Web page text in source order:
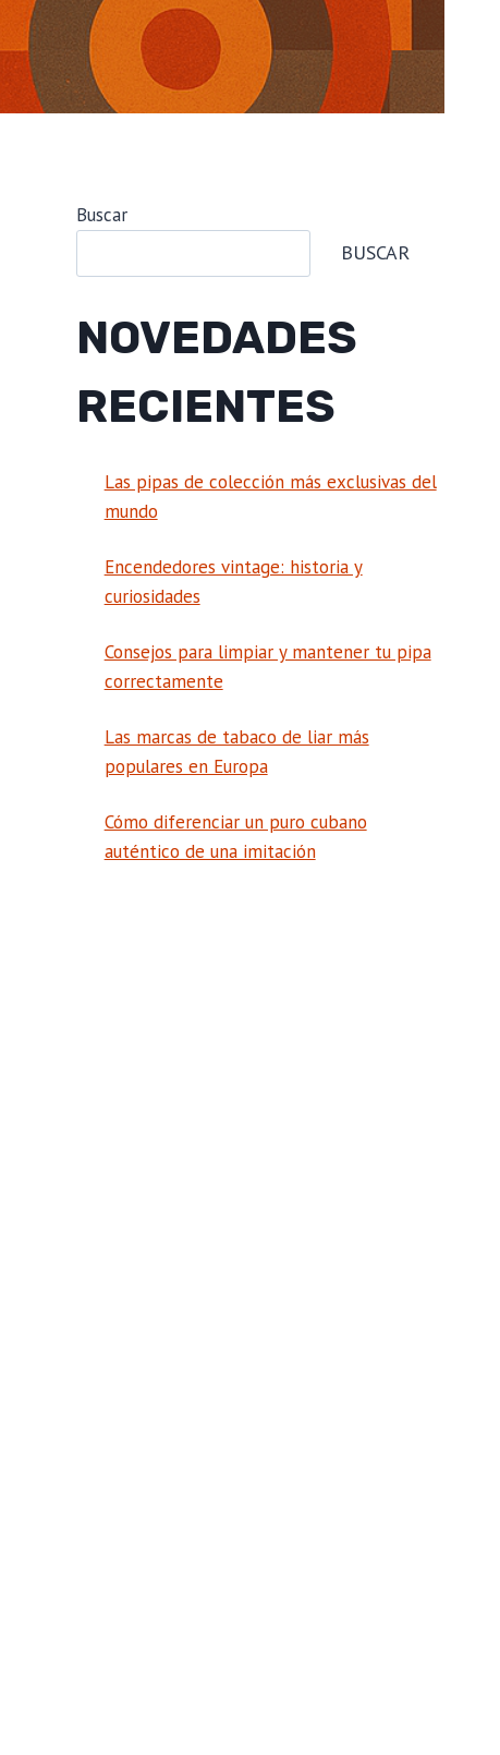
Buscar
BUSCAR
NOVEDADES
RECIENTES
Las pipas de colección más exclusivas del
mundo
Encendedores vintage: historia y
curiosidades
Consejos para limpiar y mantener tu pipa
correctamente
Las marcas de tabaco de liar más
populares en Europa
Cómo diferenciar un puro cubano
auténtico de una imitación